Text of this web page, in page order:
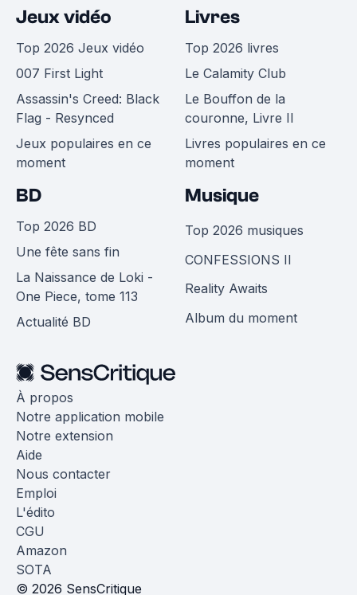
Jeux vidéo
Top 2026 Jeux vidéo
007 First Light
Assassin's Creed: Black
Flag - Resynced
Jeux populaires en ce
moment
Livres
Top 2026 livres
Le Calamity Club
Le Bouffon de la
couronne, Livre II
Livres populaires en ce
moment
BD
Top 2026 BD
Une fête sans fin
La Naissance de Loki -
One Piece, tome 113
Actualité BD
Musique
Top 2026 musiques
CONFESSIONS II
Reality Awaits
Album du moment
À propos
Notre application mobile
Notre extension
Aide
Nous contacter
Emploi
L'édito
CGU
Amazon
SOTA
© 2026 SensCritique